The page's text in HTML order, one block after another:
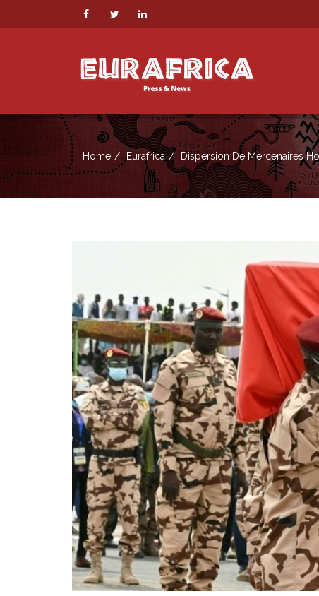
Home Eurafrica Dispersion De Mercenaires